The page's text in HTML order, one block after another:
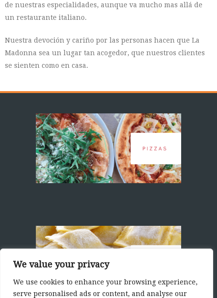
We value your privacy
We use cookies to enhance your browsing experience,
serve personalised ads or content, and analyse our
de nuestras especialidades, aunque va mucho mas allá de
un restaurante italiano.
Nuestra devoción y cariño por las personas hacen que La
Madonna sea un lugar tan acogedor, que nuestros clientes
se sienten como en casa.